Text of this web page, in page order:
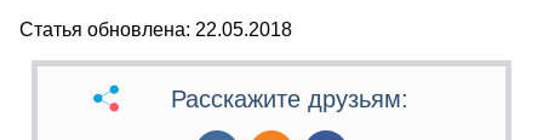
Статья обновлена: 22.05.2018
Расскажите друзьям: